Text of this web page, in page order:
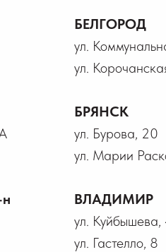
БЕЛГОРОД
ул.
ул.
БРЯНСК
ул. Бурова, 20
ул. Марии
ВЛАДИМИР
ул. Куйбышева,
ул. Гастелло, 8